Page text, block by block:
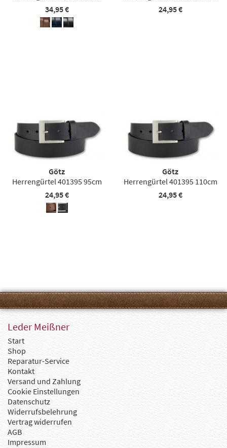
34,95 €
24,95 €
Götz
Herrengürtel 401395 95cm
24,95 €
Götz
Herrengürtel 401395 110cm
24,95 €
Leder Meißner
Start
Shop
Reparatur-Service
Kontakt
Versand und Zahlung
Cookie Einstellungen
Datenschutz
Widerrufsbelehrung
Vertrag widerrufen
AGB
Impressum